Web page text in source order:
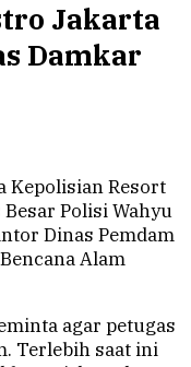
Jakarta
Damkar
Kepolisian Resort
Polisi Wahyu
Dinas Pemdam
Alam
agar petugas
Terlebih saat ini